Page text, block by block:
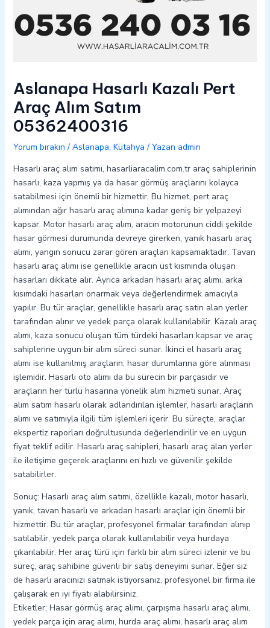
Aslanapa Hasarlı Kazalı Pert
Araç Alım Satım
05362400316
Yorum bırakın / Aslanapa, Kütahya / Yazan admin
Hasarlı araç alım satımı, hasarliaracalim.com.tr araç sahiplerinin
hasarlı, kaza yapmış ya da hasar görmüş araçlarını kolayca
satabilmesi için önemli bir hizmettir. Bu hizmet, pert araç
alımından ağır hasarlı araç alımına kadar geniş bir yelpazeyi
kapsar. Motor hasarlı araç alım, aracın motorunun ciddi şekilde
hasar görmesi durumunda devreye girerken, yanık hasarlı araç
alımı, yangın sonucu zarar gören araçları kapsamaktadır. Tavan
hasarlı araç alımı ise genellikle aracın üst kısmında oluşan
hasarları dikkate alır. Ayrıca arkadan hasarlı araç alımı, arka
kısımdaki hasarları onarmak veya değerlendirmek amacıyla
yapılır. Bu tür araçlar, genellikle hasarlı araç satın alan yerler
tarafından alınır ve yedek parça olarak kullanılabilir. Kazalı araç
alımı, kaza sonucu oluşan tüm türdeki hasarları kapsar ve araç
sahiplerine uygun bir alım süreci sunar. İkinci el hasarlı araç
alımı ise kullanılmış araçların, hasar durumlarına göre alınması
işlemidir. Hasarlı oto alımı da bu sürecin bir parçasıdır ve
araçların her türlü hasarına yönelik alım hizmeti sunar. Araç
alım satım hasarlı olarak adlandırılan işlemler, hasarlı araçların
alımı ve satımıyla ilgili tüm işlemleri içerir. Bu süreçte, araçlar
ekspertiz raporları doğrultusunda değerlendirilir ve en uygun
fiyat teklif edilir. Hasarlı araç sahipleri, hasarlı araç alan yerler
ile iletişime geçerek araçlarını en hızlı ve güvenilir şekilde
satabilirler.
Sonuç: Hasarlı araç alım satımı, özellikle kazalı, motor hasarlı,
yanık, tavan hasarlı ve arkadan hasarlı araçlar için önemli bir
hizmettir. Bu tür araçlar, profesyonel firmalar tarafından alınıp
satılabilir, yedek parça olarak kullanılabilir veya hurdaya
çıkarılabilir. Her araç türü için farklı bir alım süreci izlenir ve bu
süreç, araç sahibine güvenli bir satış deneyimi sunar. Eğer siz
de hasarlı aracınızı satmak istiyorsanız, profesyonel bir firma ile
çalışarak en iyi fiyatı alabilirsiniz.
Etiketler; Hasar görmüş araç alımı, çarpışma hasarlı araç alımı,
yedek parça için araç alımı, hurda araç alımı, hasarlı araç alım